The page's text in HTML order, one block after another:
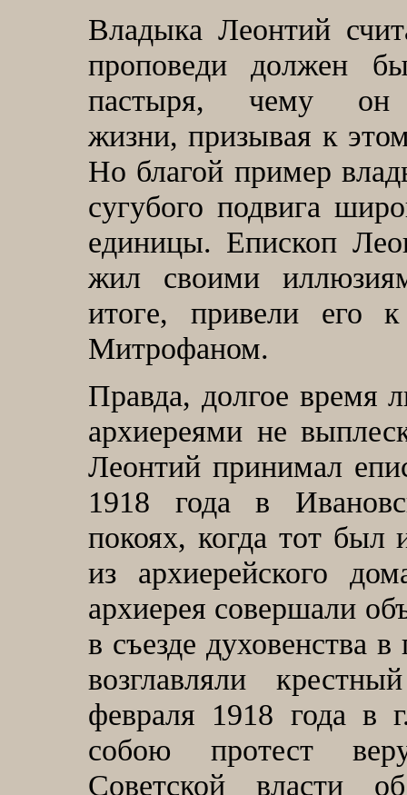
Владыка Леонтий
проповеди должен
пастыря, чему
жизни, призывая к
Но благой пример
сугубого подвига
единицы. Епископ
жил своими
итоге, привели его
Митрофаном.
Правда, долгое время
архиереями не
Леонтий принимал
1918 года в
покоях, когда тот был
из архиерейского
архиерея совершали
в съезде духовенства
возглавляли
февраля 1918 года в
собою протест
Советской власти